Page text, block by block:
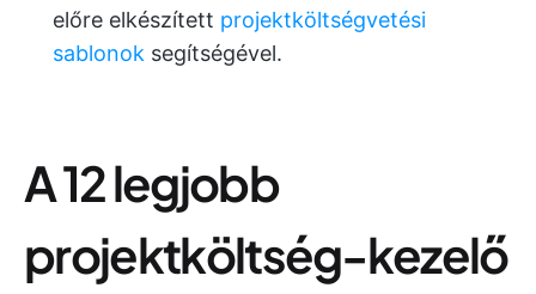
előre elkészített projektköltségvetési
sablonok segítségével.
A 12 legjobb
projektköltség-kezelő